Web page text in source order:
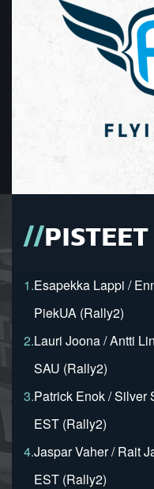
1.Esapekka Lappi /
PiekUA (Rally2)
2.Lauri Joona / Antti
SAU (Rally2)
3.Patrick Enok / Silver
EST (Rally2)
4.Jaspar Vaher / Rait
EST (Rally2)